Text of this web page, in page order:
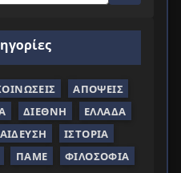
ΑΠΌΨΕΙΣ
ΔΙΕΘΝΉ
ΕΛΛΆΔΑ
ΙΣΤΟΡΊΑ
ΠΑΜΕ ΦΙΛΟΣΟΦΊΑ